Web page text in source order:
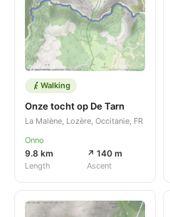
Walking
Onze tocht op De Tarn
La Malène, Lozère, Occitanie, FR
Onno
9.8 km
Length
↗ 140 m
Ascent